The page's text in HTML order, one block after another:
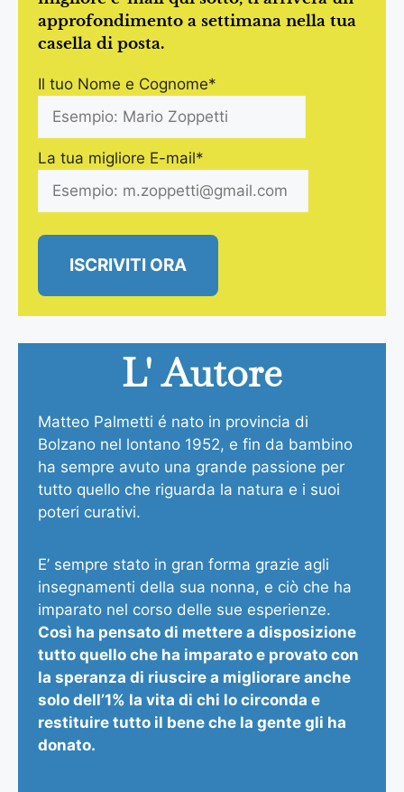
approfondimento a settimana nella tua
casella di posta.
Il tuo Nome e Cognome*
La tua migliore E-mail*
ISCRIVITI ORA
L' Autore
Matteo Palmetti é nato in provincia di
Bolzano nel lontano 1952, e fin da bambino
ha sempre avuto una grande passione per
tutto quello che riguarda la natura e i suoi
poteri curativi.
E’ sempre stato in gran forma grazie agli
insegnamenti della sua nonna, e ciò che ha
imparato nel corso delle sue esperienze.
Così ha pensato di mettere a disposizione
tutto quello che ha imparato e provato con
la speranza di riuscire a migliorare anche
solo dell’1% la vita di chi lo circonda e
restituire tutto il bene che la gente gli ha
donato.